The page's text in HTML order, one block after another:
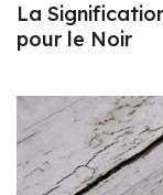
La
pour le Noir